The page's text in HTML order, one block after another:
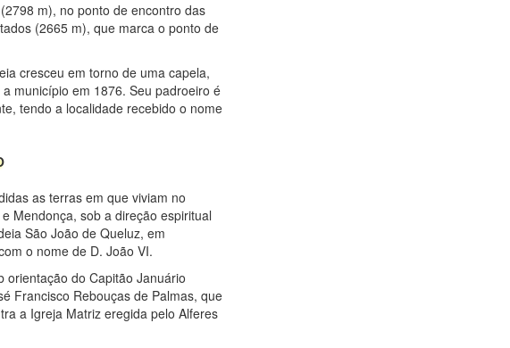
m), no ponto de encontro das
(2665 m), que marca o ponto de
cresceu em torno de uma capela,
município em 1876. Seu padroeiro é
tendo a localidade recebido o nome
as terras em que viviam no
Mendonça, sob a direção espiritual
São João de Queluz, em
o nome de D. João VI.
orientação do Capitão Januário
Francisco Rebouças de Palmas, que
a Igreja Matriz eregida pelo Alferes